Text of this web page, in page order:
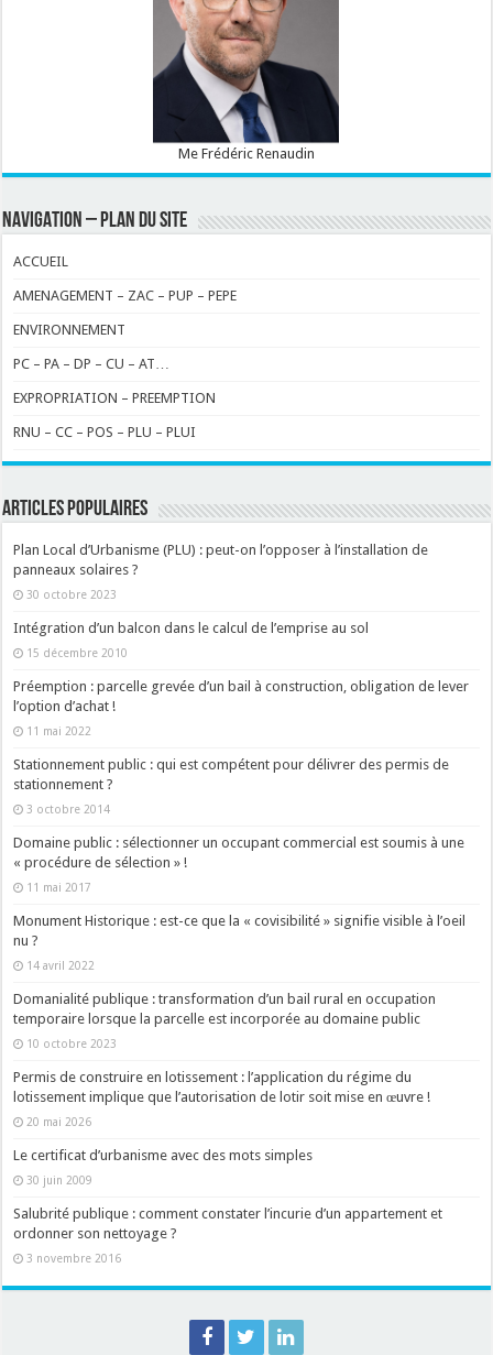
Me Frédéric Renaudin
NAVIGATION – PLAN DU SITE
ACCUEIL
AMENAGEMENT – ZAC – PUP – PEPE
ENVIRONNEMENT
PC – PA – DP – CU – AT…
EXPROPRIATION – PREEMPTION
RNU – CC – POS – PLU – PLUI
ARTICLES POPULAIRES
Plan Local d’Urbanisme (PLU) : peut-on l’opposer à l’installation de
panneaux solaires ?
30 octobre 2023
Intégration d’un balcon dans le calcul de l’emprise au sol
15 décembre 2010
Préemption : parcelle grevée d’un bail à construction, obligation de lever
l’option d’achat !
11 mai 2022
Stationnement public : qui est compétent pour délivrer des permis de
stationnement ?
3 octobre 2014
Domaine public : sélectionner un occupant commercial est soumis à une
« procédure de sélection » !
11 mai 2017
Monument Historique : est-ce que la « covisibilité » signifie visible à l’oeil
nu ?
14 avril 2022
Domanialité publique : transformation d’un bail rural en occupation
temporaire lorsque la parcelle est incorporée au domaine public
10 octobre 2023
Permis de construire en lotissement : l’application du régime du
lotissement implique que l’autorisation de lotir soit mise en œuvre !
20 mai 2026
Le certificat d’urbanisme avec des mots simples
30 juin 2009
Salubrité publique : comment constater l’incurie d’un appartement et
ordonner son nettoyage ?
3 novembre 2016